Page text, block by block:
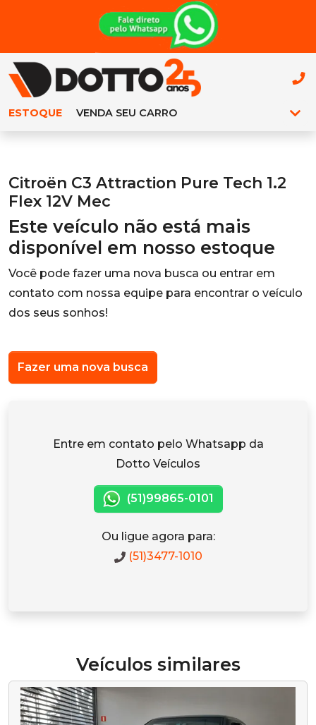
ESTOQUE VENDA SEU CARRO
Citroën C3 Attraction Pure Tech 1.2
Flex 12V Mec
Este veículo não está mais
disponível em nosso estoque
Você pode fazer uma nova busca ou entrar em
contato com nossa equipe para encontrar o veículo
dos seus sonhos!
Fazer uma nova busca
Entre em contato pelo Whatsapp da
Dotto Veículos
(51)99865-0101
Ou ligue agora para:
(51)3477-1010
Veículos similares